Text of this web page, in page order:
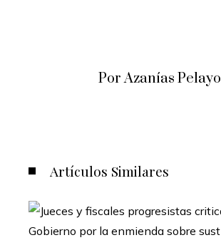
Por Azanías Pelayo
Artículos Similares